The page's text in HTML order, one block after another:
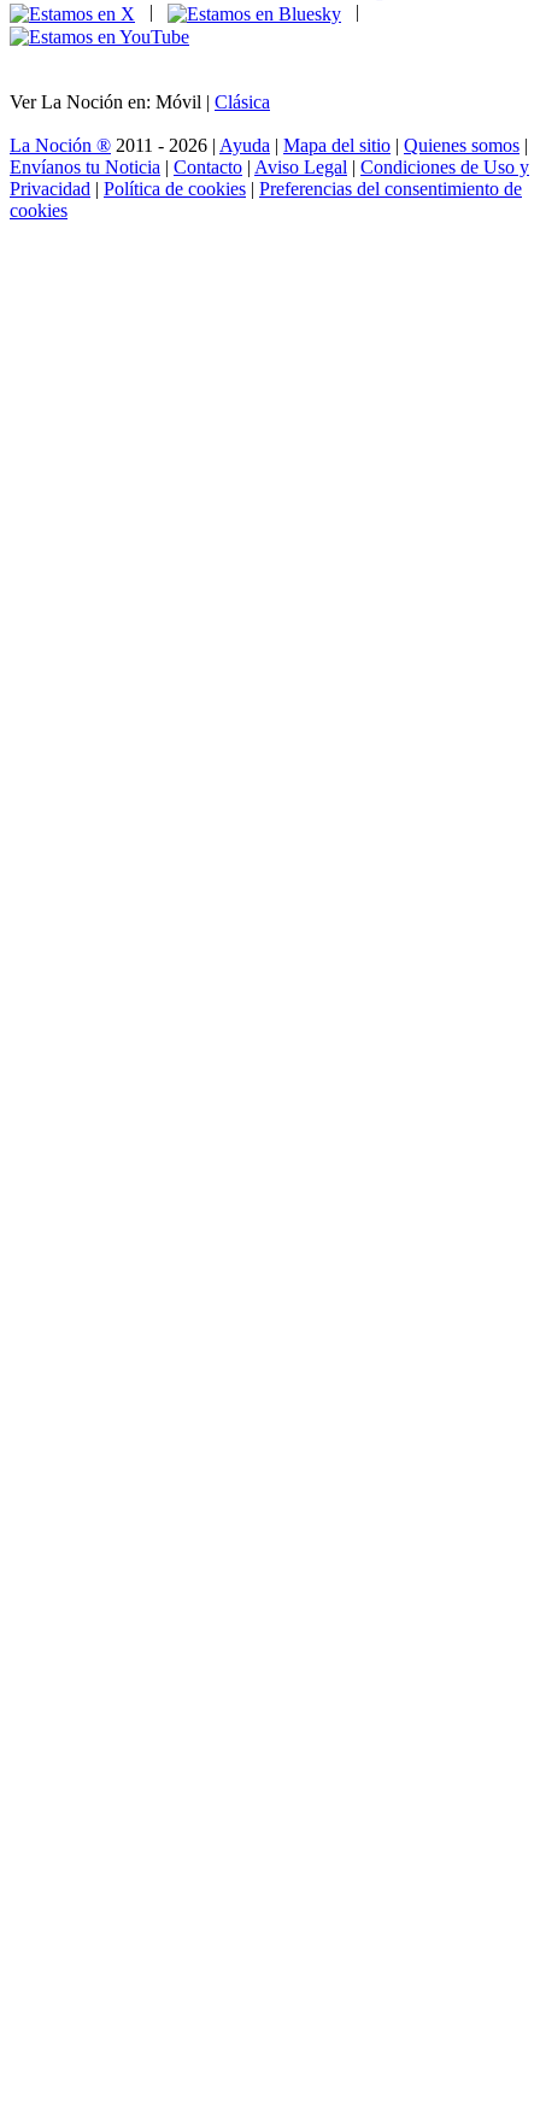
|
|
Ver La Noción en: Móvil | Clásica
La Noción ® 2011 - 2026 | Ayuda | Mapa del sitio | Quienes somos |
Envíanos tu Noticia | Contacto | Aviso Legal | Condiciones de Uso y
Privacidad | Política de cookies | Preferencias del consentimiento de
cookies